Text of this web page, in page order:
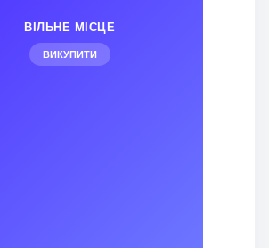
ВІЛЬНЕ МІСЦЕ
ВИКУПИТИ